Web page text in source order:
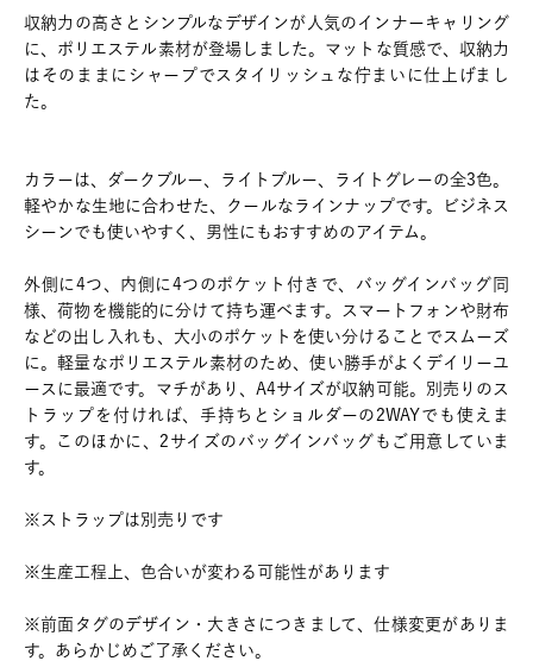
収納力の高さとシンプルなデザインが人気のインナーキャリング
に、ポリエステル素材が登場しました。マットな質感で、収納力
はそのままにシャープでスタイリッシュな佇まいに仕上げまし
た。
カラーは、ダークブルー、ライトブルー、ライトグレーの全3色。
軽やかな生地に合わせた、クールなラインナップです。ビジネス
シーンでも使いやすく、男性にもおすすめのアイテム。
外側に4つ、内側に4つのポケット付きで、バッグインバッグ同
様、荷物を機能的に分けて持ち運べます。スマートフォンや財布
などの出し入れも、大小のポケットを使い分けることでスムーズ
に。軽量なポリエステル素材のため、使い勝手がよくデイリーユ
ースに最適です。マチがあり、A4サイズが収納可能。別売りのス
トラップを付ければ、手持ちとショルダーの2WAYでも使えま
す。このほかに、2サイズのバッグインバッグもご用意していま
す。
※ストラップは別売りです
※生産工程上、色合いが変わる可能性があります
※前面タグのデザイン・大きさにつきまして、仕様変更がありま
す。あらかじめご了承ください。